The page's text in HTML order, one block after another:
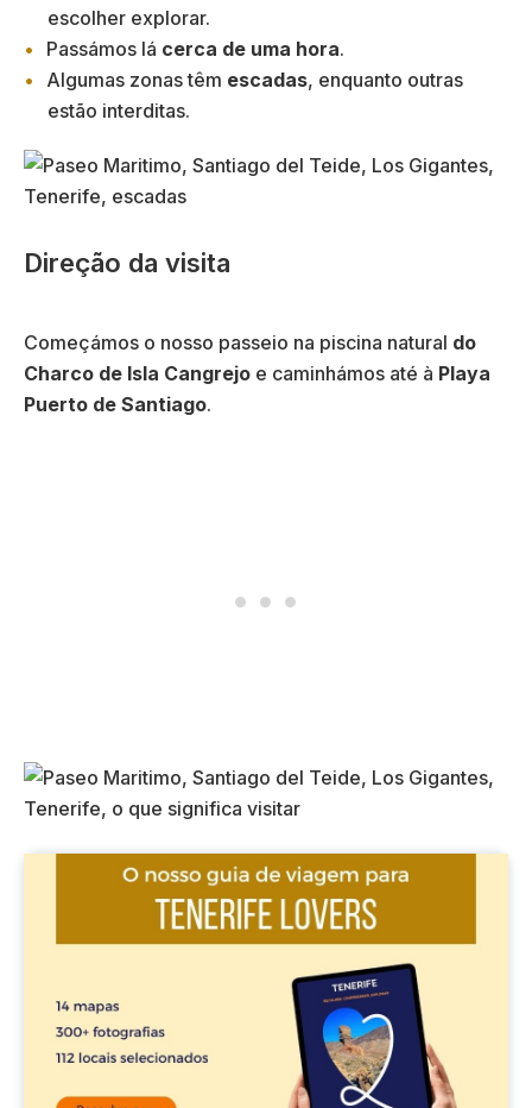
escolher explorar.
Passámos lá cerca de uma hora.
Algumas zonas têm escadas, enquanto outras
estão interditas.
Direção da visita
Começámos o nosso passeio na piscina natural do
Charco de Isla Cangrejo e caminhámos até à Playa
Puerto de Santiago.